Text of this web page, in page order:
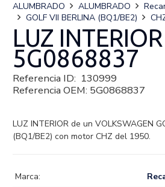
ALUMBRADO ALUMBRADO
GOLF VII BERLINA (BQ1/BE2)
LUZ INTERIOR
5G0868837
Referencia ID: 130999
Referencia OEM: 5G0868837
LUZ INTERIOR de un VOLKSWAGEN
(BQ1/BE2) con motor CHZ del 1950.
Marca: